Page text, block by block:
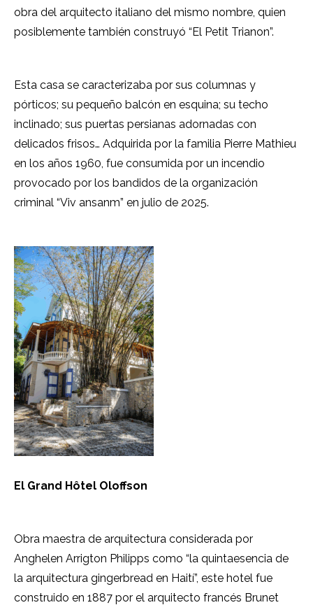
obra del arquitecto italiano del mismo nombre, quien
posiblemente también construyó “El Petit Trianon”.
Esta casa se caracterizaba por sus columnas y
pórticos; su pequeño balcón en esquina; su techo
inclinado; sus puertas persianas adornadas con
delicados frisos… Adquirida por la familia Pierre Mathieu
en los años 1960, fue consumida por un incendio
provocado por los bandidos de la organización
criminal “Viv ansanm” en julio de 2025.
El Grand Hôtel Oloffson
Obra maestra de arquitectura considerada por
Anghelen Arrigton Philipps como “la quintaesencia de
la arquitectura gingerbread en Haití”, este hotel fue
construido en 1887 por el arquitecto francés Brunet